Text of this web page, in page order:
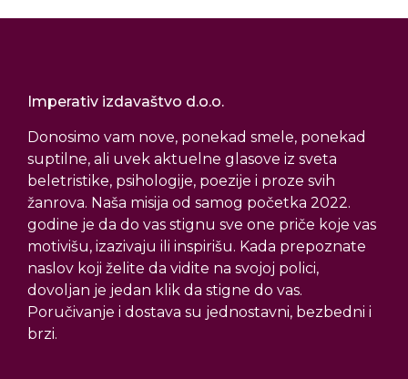
Imperativ izdavaštvo d.o.o.
Donosimo vam nove, ponekad smele, ponekad
suptilne, ali uvek aktuelne glasove iz sveta
beletristike, psihologije, poezije i proze svih
žanrova. Naša misija od samog početka 2022.
godine je da do vas stignu sve one priče koje vas
motivišu, izazivaju ili inspirišu. Kada prepoznate
naslov koji želite da vidite na svojoj polici,
dovoljan je jedan klik da stigne do vas.
Poručivanje i dostava su jednostavni, bezbedni i
brzi.